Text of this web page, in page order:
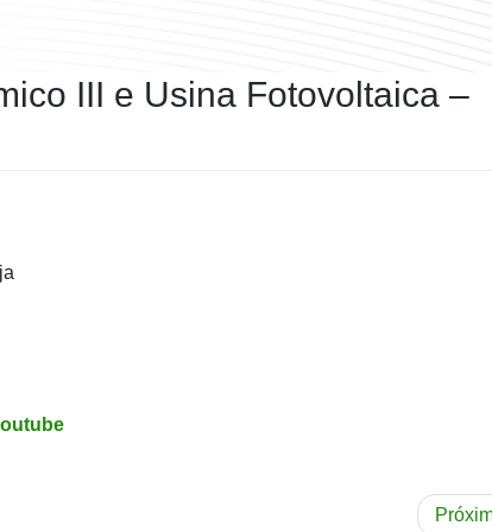
III e Usina Fotovoltaica –